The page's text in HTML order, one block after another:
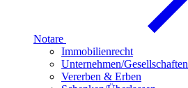
Notare
Immobilienrecht
Unternehmen/Gesellschaften
Vererben & Erben